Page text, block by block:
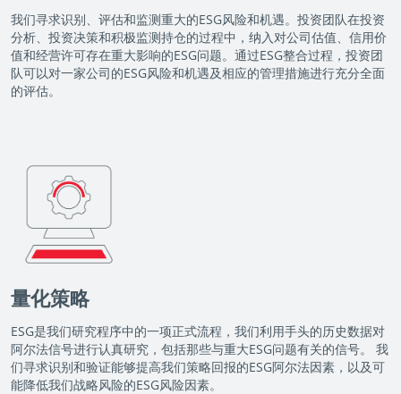
我们寻求识别、评估和监测重大的ESG风险和机遇。投资团队在投资
分析、投资决策和积极监测持仓的过程中，纳入对公司估值、信用价
值和经营许可存在重大影响的ESG问题。通过ESG整合过程，投资团
队可以对一家公司的ESG风险和机遇及相应的管理措施进行充分全面
的评估。
量化策略
ESG是我们研究程序中的一项正式流程，我们利用手头的历史数据对
阿尔法信号进行认真研究，包括那些与重大ESG问题有关的信号。 我
们寻求识别和验证能够提高我们策略回报的ESG阿尔法因素，以及可
能降低我们战略风险的ESG风险因素。